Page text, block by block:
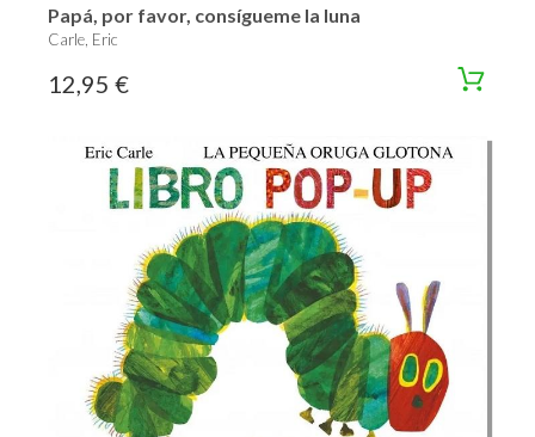
Papá, por favor, consígueme la luna
Carle, Eric
12,95 €